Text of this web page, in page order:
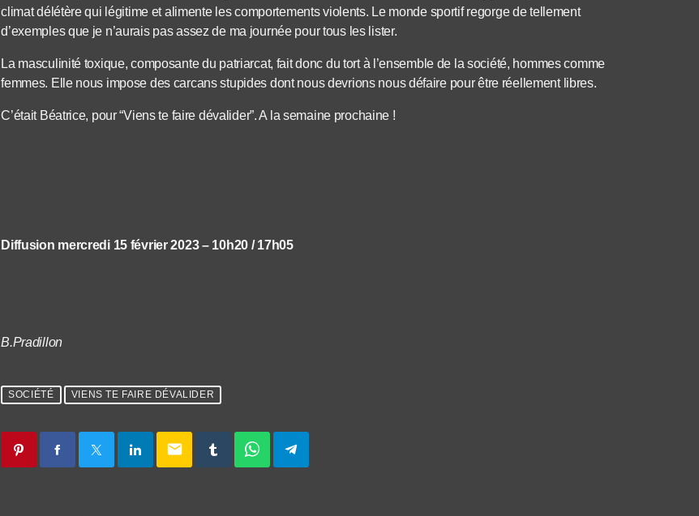
climat délétère qui légitime et alimente les comportements violents. Le monde sportif regorge de tellement
d’exemples que je n’aurais pas assez de ma journée pour tous les lister.
La masculinité toxique, composante du patriarcat, fait donc du tort à l’ensemble de la société, hommes comme
femmes. Elle nous impose des carcans stupides dont nous devrions nous défaire pour être réellement libres.
C’était Béatrice, pour “Viens te faire dévalider”. A la semaine prochaine !
Diffusion mercredi 15 février 2023 – 10h20 / 17h05
B.Pradillon
SOCIÉTÉ VIENS TE FAIRE DÉVALIDER
email